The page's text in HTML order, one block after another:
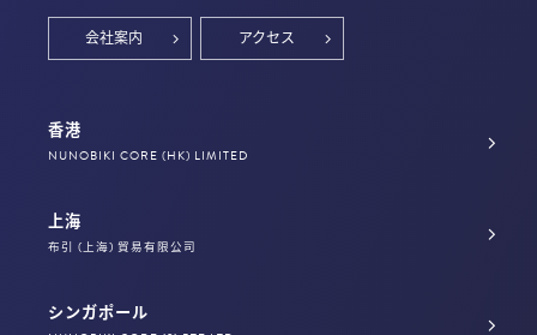
会社案内 アクセス
香港
NUNOBIKI CORE (HK) LIMITED
上海
布引 (上海) 貿易有限公司
シンガポール